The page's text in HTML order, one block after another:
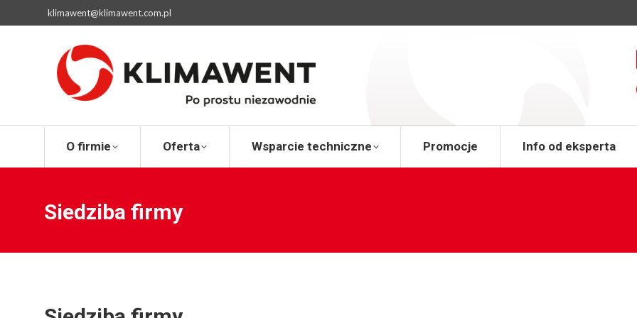
klimawent@klimawent.com.pl
O firmie Oferta Wsparcie techniczne Promocje Info od eksperta
Siedziba firmy